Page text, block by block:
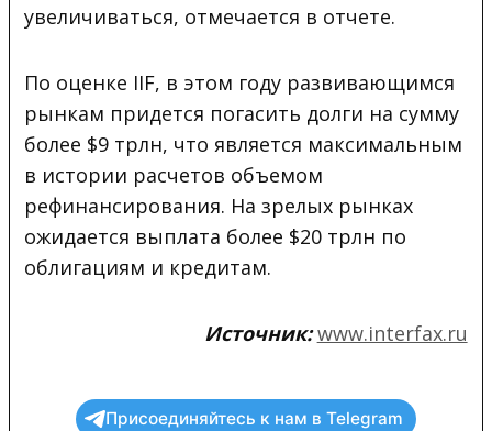
увеличиваться, отмечается в отчете.
По оценке IIF, в этом году развивающимся
рынкам придется погасить долги на сумму
более $9 трлн, что является максимальным
в истории расчетов объемом
рефинансирования. На зрелых рынках
ожидается выплата более $20 трлн по
облигациям и кредитам.
Источник: www.interfax.ru
Присоединяйтесь к нам в Telegram